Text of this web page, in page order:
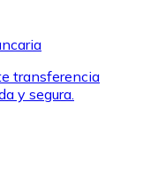
para comprar
transferencia
y segura.